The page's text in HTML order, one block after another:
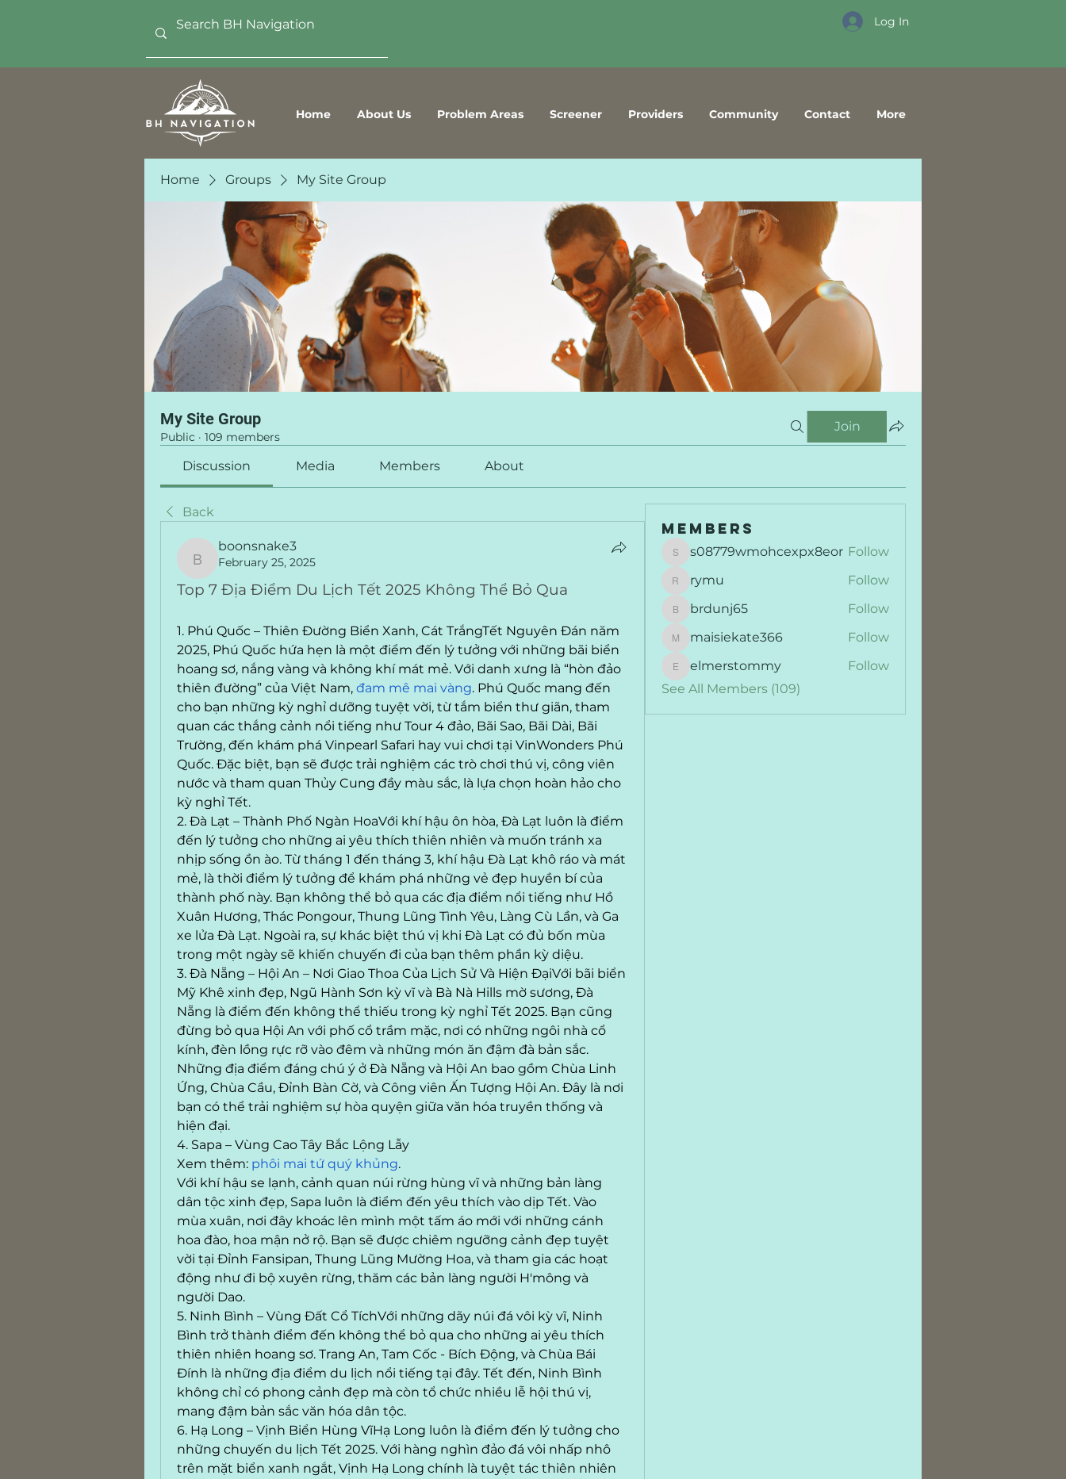
Log In
Home About Us Problem Areas Screener Providers Community Contact More
Home Groups My Site Group
My Site Group
Public · 109 members
Join
Discussion Media Members About
Back
boonsnake3
boonsnake3
February 25, 2025
Top 7 Địa Điểm Du Lịch Tết 2025 Không Thể Bỏ Qua
1. Phú Quốc – Thiên Đường Biển Xanh, Cát TrắngTết Nguyên Đán năm
2025, Phú Quốc hứa hẹn là một điểm đến lý tưởng với những bãi biển
hoang sơ, nắng vàng và không khí mát mẻ. Với danh xưng là “hòn đảo
thiên đường” của Việt Nam, đam mê mai vàng. Phú Quốc mang đến
cho bạn những kỳ nghỉ dưỡng tuyệt vời, từ tắm biển thư giãn, tham
quan các thắng cảnh nổi tiếng như Tour 4 đảo, Bãi Sao, Bãi Dài, Bãi
Trường, đến khám phá Vinpearl Safari hay vui chơi tại VinWonders Phú
Quốc. Đặc biệt, bạn sẽ được trải nghiệm các trò chơi thú vị, công viên
nước và tham quan Thủy Cung đầy màu sắc, là lựa chọn hoàn hảo cho
kỳ nghỉ Tết.
2. Đà Lạt – Thành Phố Ngàn HoaVới khí hậu ôn hòa, Đà Lạt luôn là điểm
đến lý tưởng cho những ai yêu thích thiên nhiên và muốn tránh xa
nhịp sống ồn ào. Từ tháng 1 đến tháng 3, khí hậu Đà Lạt khô ráo và mát
mẻ, là thời điểm lý tưởng để khám phá những vẻ đẹp huyền bí của
thành phố này. Bạn không thể bỏ qua các địa điểm nổi tiếng như Hồ
Xuân Hương, Thác Pongour, Thung Lũng Tình Yêu, Làng Cù Lần, và Ga
xe lửa Đà Lạt. Ngoài ra, sự khác biệt thú vị khi Đà Lạt có đủ bốn mùa
trong một ngày sẽ khiến chuyến đi của bạn thêm phần kỳ diệu.
3. Đà Nẵng – Hội An – Nơi Giao Thoa Của Lịch Sử Và Hiện ĐạiVới bãi biển
Mỹ Khê xinh đẹp, Ngũ Hành Sơn kỳ vĩ và Bà Nà Hills mờ sương, Đà
Nẵng là điểm đến không thể thiếu trong kỳ nghỉ Tết 2025. Bạn cũng
đừng bỏ qua Hội An với phố cổ trầm mặc, nơi có những ngôi nhà cổ
kính, đèn lồng rực rỡ vào đêm và những món ăn đậm đà bản sắc.
Những địa điểm đáng chú ý ở Đà Nẵng và Hội An bao gồm Chùa Linh
Ứng, Chùa Cầu, Đỉnh Bàn Cờ, và Công viên Ấn Tượng Hội An. Đây là nơi
bạn có thể trải nghiệm sự hòa quyện giữa văn hóa truyền thống và
hiện đại.
4. Sapa – Vùng Cao Tây Bắc Lộng Lẫy
Xem thêm: phôi mai tứ quý khủng.
Với khí hậu se lạnh, cảnh quan núi rừng hùng vĩ và những bản làng
dân tộc xinh đẹp, Sapa luôn là điểm đến yêu thích vào dịp Tết. Vào
mùa xuân, nơi đây khoác lên mình một tấm áo mới với những cánh
hoa đào, hoa mận nở rộ. Bạn sẽ được chiêm ngưỡng cảnh đẹp tuyệt
vời tại Đỉnh Fansipan, Thung Lũng Mường Hoa, và tham gia các hoạt
động như đi bộ xuyên rừng, thăm các bản làng người H'mông và
người Dao.
5. Ninh Bình – Vùng Đất Cổ TíchVới những dãy núi đá vôi kỳ vĩ, Ninh
Bình trở thành điểm đến không thể bỏ qua cho những ai yêu thích
thiên nhiên hoang sơ. Trang An, Tam Cốc - Bích Động, và Chùa Bái
Đính là những địa điểm du lịch nổi tiếng tại đây. Tết đến, Ninh Bình
không chỉ có phong cảnh đẹp mà còn tổ chức nhiều lễ hội thú vị,
mang đậm bản sắc văn hóa dân tộc.
6. Hạ Long – Vịnh Biển Hùng VĩHạ Long luôn là điểm đến lý tưởng cho
những chuyến du lịch Tết 2025. Với hàng nghìn đảo đá vôi nhấp nhô
trên mặt biển xanh ngắt, Vịnh Hạ Long chính là tuyệt tác thiên nhiên
Members
s08779wmohcexpx8eor
s08779wmohcexpx8eor Follow
rymu
rymu Follow
brdunj65
brdunj65 Follow
maisiekate366
maisiekate366 Follow
elmerstommy
elmerstommy
Follow
See All Members (109)